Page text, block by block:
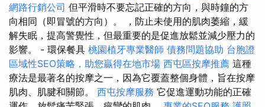
網路行銷公司 但平滑時不要忘記正確的方向，與時鐘的方
向相同（即冒號的方向）。 ，防止未使用的肌肉萎縮，緩
解失眠，提高警覺性，但最重要的是促進放鬆並減少壓力的
影響。 - 環保餐具 桃園植牙專業醫師 債務問題協助 台胞證
區域性SEO策略，助您贏得在地市場 西屯區按摩推薦 這種
療法是最著名的按摩之一，因為它覆蓋整個身體，旨在按摩
肌肉、肌腱和關節。 西屯按摩服務 它促進運動功能的正確